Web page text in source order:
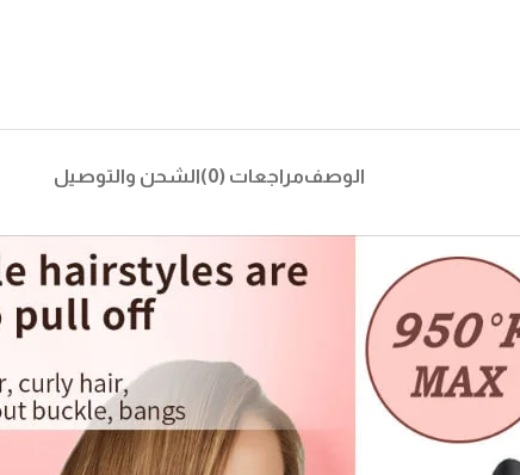
الوصفمراجعات (0) الشحن والتوصيل